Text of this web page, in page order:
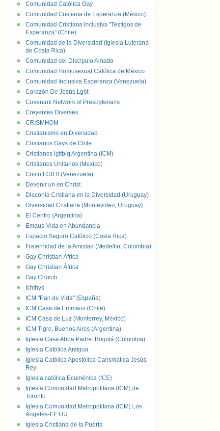
Comunidad Católica Gay
Comunidad Cristiana de Esperanza (México)
Comunidad Cristiana Inclusiva "Testigos de
Esperanza" (Chile)
Comunidad de la Diversidad (Iglesia Luterana
de Costa Rica)
Comunidad del Discípulo Amado
Comunidad Homosexual Católica de México
Comunidad Inclusiva Esperanza (Venezuela)
Corazón De Jesús Lgbt
Covenant Network of Presbyterians
Creyentes Diverses
CRISMHOM
Cristianismo en Diversidad
Cristianos Gays de Chile
Cristianos lgttbiq Argentina (ICM)
Cristianos Unitarios (Mexico)
Cristo LGBTI (Venezuela)
Devenir un en Christ
Diaconía Cristiana en la Diversidad (Uruguay)
Diversidad Cristiana (Montevideo, Uruguay)
El Centro (Argentina)
Emaus-Vida en Abundancia
Espacio Seguro Católico (Costa Rica)
Fraternidad de la Amistad (Medellin, Colombia)
Gay Christian África
Gay Christian África
Gay Church
Ichthys
ICM "Pan de Vida" (España)
ICM Casa de Emmaus (Chile)
ICM Casa de Luz (Monterrey, México)
ICM Tigre, Buenos Aires (Argentina)
Iglesia Casa Abba Padre. Bogotá (Colombia)
Iglesia Católica Antigua
Iglesia Católica Apostólica Carismática Jesús
Rey
Iglesia católica Ecuménica (ICE)
Iglesia Comunidad Metropolitana (ICM) de
Toronto
Iglesia Comunidad Metropolitana (ICM) Los
Ángeles-EE.UU.
Iglesia Cristiana de la Puerta